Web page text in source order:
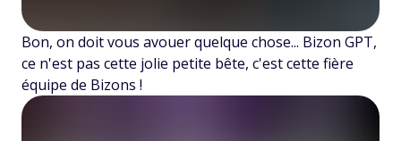
Bon, on doit vous avouer quelque chose... Bizon GPT,
ce n'est pas cette jolie petite bête, c'est cette fière
équipe de Bizons !